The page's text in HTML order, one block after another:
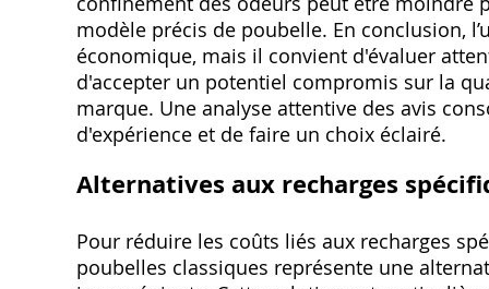
modèle précis de poubelle. En conclusion,
économique, mais il convient d'évaluer
d'accepter un potentiel compromis sur la
marque. Une analyse attentive des avis
d'expérience et de faire un choix éclairé.
Alternatives aux recharges
Pour réduire les coûts liés aux recharges
poubelles classiques représente une